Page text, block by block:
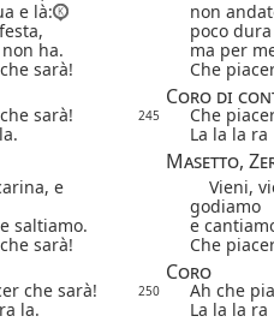
e là:
non
poco
ha.
ma per
sarà!
Che
Coro di
sarà! 245
Che
La la la
Masetto,
, e
Vieni,
godiamo
saltiamo.
e
sarà!
Che
Coro
che sarà! 250
Ah che
la.
La la la